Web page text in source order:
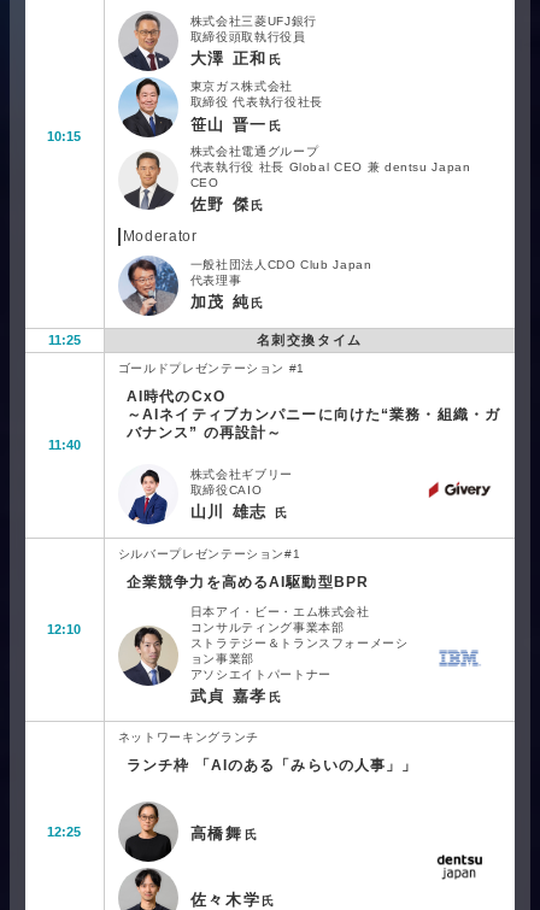
10:15
株式会社三菱UFJ銀行
取締役頭取執行役員
大澤 正和 氏
東京ガス株式会社
取締役 代表執行役社長
笹山 晋一 氏
株式会社電通グループ
代表執行役 社長 Global CEO 兼 dentsu Japan
CEO
佐野 傑 氏
Moderator
一般社団法人CDO Club Japan
代表理事
加茂 純氏
11:25 名刺交換タイム
11:40
ゴールドプレゼンテーション #1
AI時代のCxO
～AIネイティブカンパニーに向けた“業務・組織・ガ
バナンス” の再設計～
株式会社ギブリー
取締役CAIO
山川 雄志 氏
12:10
シルバープレゼンテーション#1
企業競争力を高めるAI駆動型BPR
日本アイ・ビー・エム株式会社
コンサルティング事業本部
ストラテジー＆トランスフォーメーシ
ョン事業部
アソシエイトパートナー
武貞 嘉孝 氏
12:25
ネットワーキングランチ
ランチ枠 「AIのある「みらいの人事」」
高橋舞 氏
佐々木学 氏